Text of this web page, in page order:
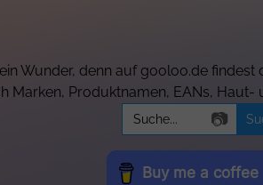
Wunder, denn auf gooloo.de findest
Marken, Produktnamen, EANs,
Search
for:
📷